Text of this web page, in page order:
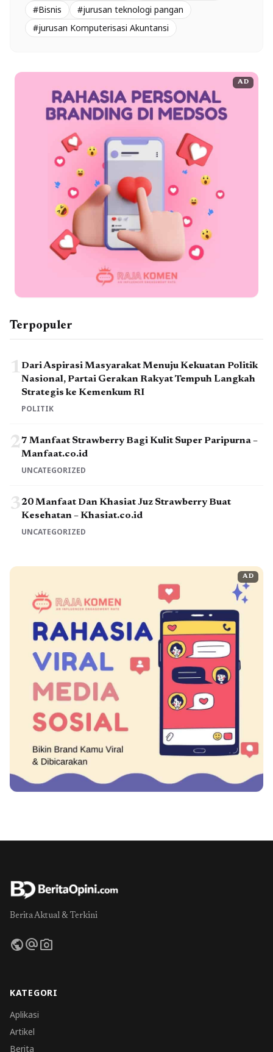
#Bisnis
#jurusan teknologi pangan
#jurusan Komputerisasi Akuntansi
AD
Terpopuler
1 Dari Aspirasi Masyarakat Menuju Kekuatan Politik
Nasional, Partai Gerakan Rakyat Tempuh Langkah
Strategis ke Kemenkum RI
POLITIK
27 Manfaat Strawberry Bagi Kulit Super Paripurna –
Manfaat.co.id
UNCATEGORIZED
320 Manfaat Dan Khasiat Juz Strawberry Buat
Kesehatan – Khasiat.co.id
UNCATEGORIZED
AD
Berita Aktual & Terkini
publicalternate_emailphoto_camera
KATEGORI
Aplikasi
Artikel
Berita